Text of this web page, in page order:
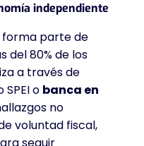
independiente
forma parte de
del 80% de los
a través de
SPEI o banca en
no
voluntad fiscal,